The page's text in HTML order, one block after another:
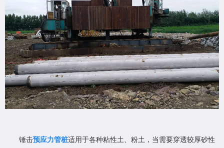
锤击预应力管桩适用于各种粘性土、粉土，当需要穿透较厚砂性